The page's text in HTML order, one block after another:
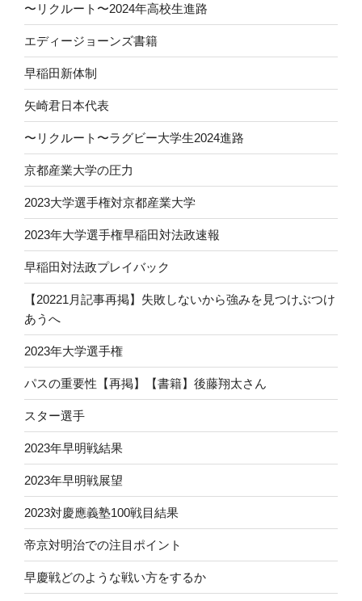
〜リクルート〜2024年高校生進路
エディージョーンズ書籍
早稲田新体制
矢崎君日本代表
〜リクルート〜ラグビー大学生2024進路
京都産業大学の圧力
2023大学選手権対京都産業大学
2023年大学選手権早稲田対法政速報
早稲田対法政プレイバック
【20221月記事再掲】失敗しないから強みを見つけぶつけ
あうへ
2023年大学選手権
パスの重要性【再掲】【書籍】後藤翔太さん
スター選手
2023年早明戦結果
2023年早明戦展望
2023対慶應義塾100戦目結果
帝京対明治での注目ポイント
早慶戦どのような戦い方をするか